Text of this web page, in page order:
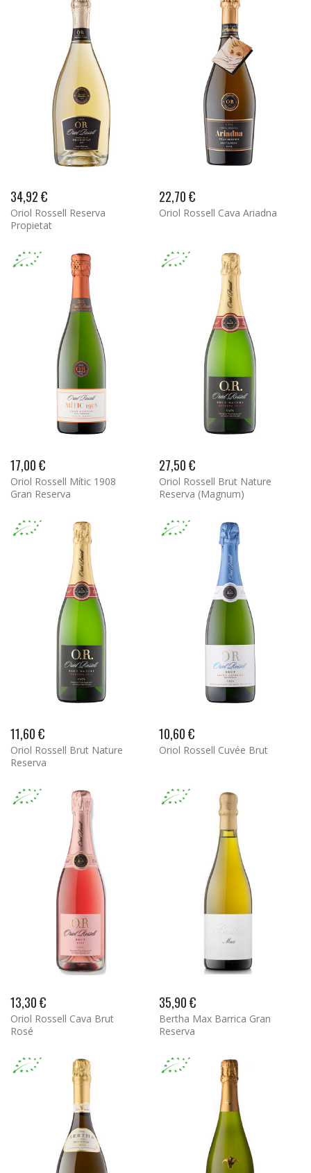
34,92 €
Oriol Rossell Reserva
Propietat
22,70 €
Oriol Rossell Cava Ariadna
17,00 €
Oriol Rossell Mític 1908
Gran Reserva
27,50 €
Oriol Rossell Brut Nature
Reserva (Magnum)
11,60 €
Oriol Rossell Brut Nature
Reserva
10,60 €
Oriol Rossell Cuvée Brut
13,30 €
Oriol Rossell Cava Brut
Rosé
35,90 €
Bertha Max Barrica Gran
Reserva